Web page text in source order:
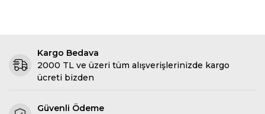
Kargo Bedava
2000 TL ve üzeri tüm alışverişlerinizde kargo
ücreti bizden
Güvenli Ödeme